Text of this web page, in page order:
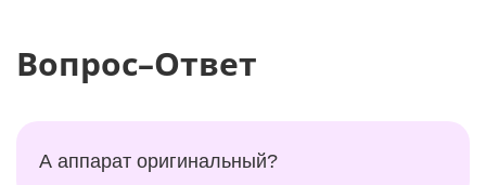
Вопрос–Ответ
А аппарат оригинальный?